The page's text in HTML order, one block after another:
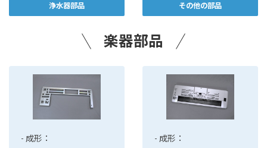
浄水器部品 その他の部品
楽器部品
- 成形： - 成形：